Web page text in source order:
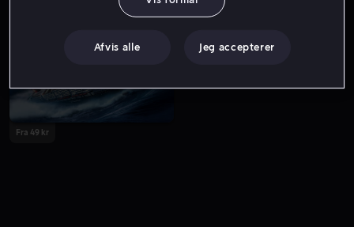
Fra 49 kr
Fra 49 kr
Afvis alle Jeg accepterer